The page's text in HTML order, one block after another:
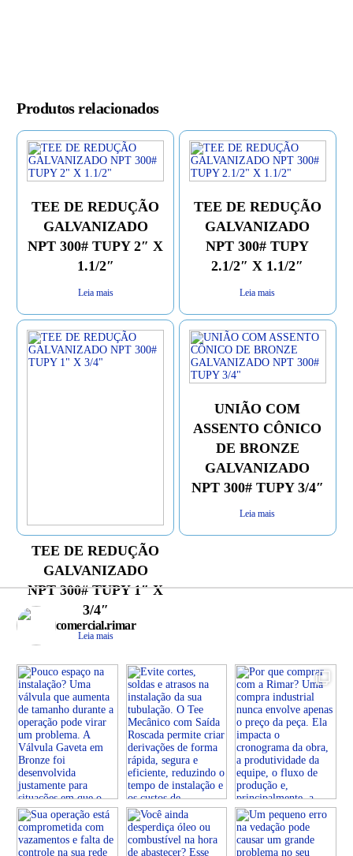
Produtos relacionados
TEE DE REDUÇÃO
GALVANIZADO
NPT 300# TUPY 2″ X
1.1/2″
Leia mais
TEE DE REDUÇÃO
GALVANIZADO
NPT 300# TUPY
2.1/2″ X 1.1/2″
Leia mais
TEE DE REDUÇÃO
GALVANIZADO
NPT 300# TUPY 1″ X
3/4″
Leia mais
UNIÃO COM
ASSENTO CÔNICO
DE BRONZE
GALVANIZADO
NPT 300# TUPY 3/4″
Leia mais
comercial.rimar